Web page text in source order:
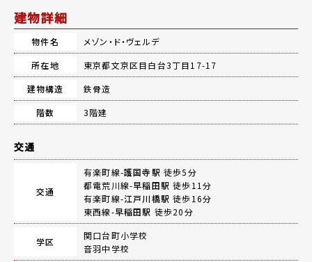
建物詳細
物件名
メゾン・ド・ヴェルデ
所在地
東京都文京区目白台3丁目17-17
建物構造
鉄骨造
階数
3階建
交通
交通
有楽町線-護国寺駅 徒歩5分
都電荒川線-早稲田駅 徒歩11分
有楽町線-江戸川橋駅 徒歩16分
東西線-早稲田駅 徒歩20分
学区
関口台町小学校
音羽中学校